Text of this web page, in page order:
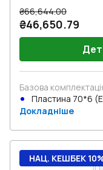
₴66,644.00
₴46,650.79
Базова
Пластина 70*6
Докладніше
НАЦ. КЕШБЕК